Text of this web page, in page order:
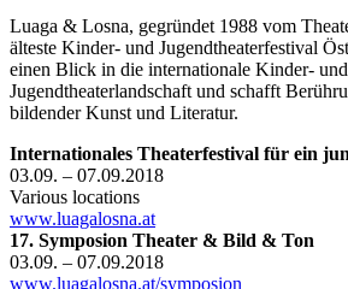
Luaga & Losna, gegründet 1988 vom
älteste Kinder- und Jugendtheaterfestival
einen Blick in die internationale Kinder- und
Jugendtheaterlandschaft und schafft
bildender Kunst und Literatur.
Internationales Theaterfestival für ein
03.09. – 07.09.2018
Various locations
www.luagalosna.at
17. Symposion Theater & Bild & Ton
03.09. – 07.09.2018
www.luagalosna.at/symposion